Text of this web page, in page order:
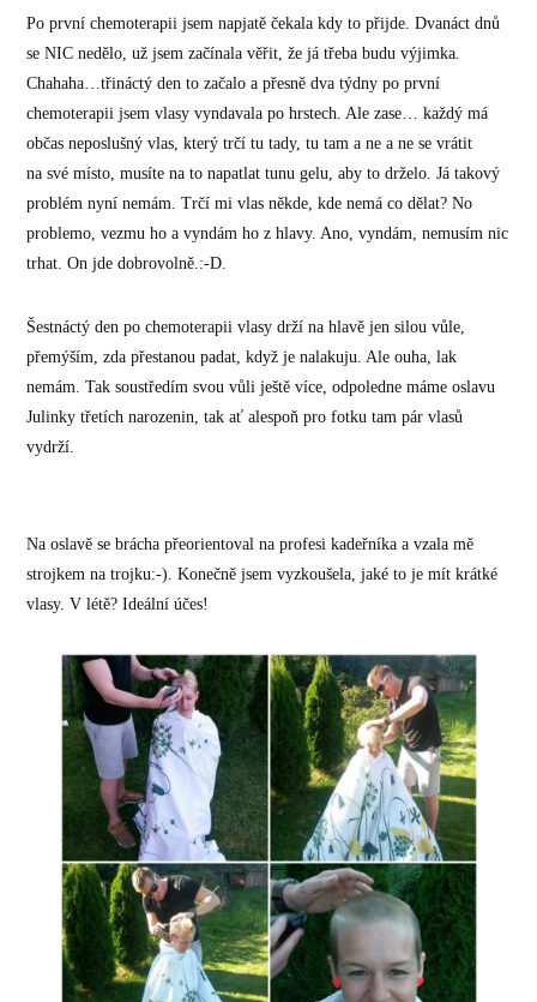
Po první chemoterapii jsem napjatě čekala kdy to přijde. Dvanáct dnů
se NIC nedělo, už jsem začínala věřit, že já třeba budu výjimka.
Chahaha…třináctý den to začalo a přesně dva týdny po první
chemoterapii jsem vlasy vyndavala po hrstech. Ale zase… každý má
občas neposlušný vlas, který trčí tu tady, tu tam a ne a ne se vrátit
na své místo, musíte na to napatlat tunu gelu, aby to drželo. Já takový
problém nyní nemám. Trčí mi vlas někde, kde nemá co dělat? No
problemo, vezmu ho a vyndám ho z hlavy. Ano, vyndám, nemusím nic
trhat. On jde dobrovolně.:-D.
Šestnáctý den po chemoterapii vlasy drží na hlavě jen silou vůle,
přemýším, zda přestanou padat, když je nalakuju. Ale ouha, lak
nemám. Tak soustředím svou vůli ještě více, odpoledne máme oslavu
Julinky třetích narozenin, tak ať alespoň pro fotku tam pár vlasů
vydrží.
Na oslavě se brácha přeorientoval na profesi kadeřníka a vzala mě
strojkem na trojku:-). Konečně jsem vyzkoušela, jaké to je mít krátké
vlasy. V létě? Ideální účes!